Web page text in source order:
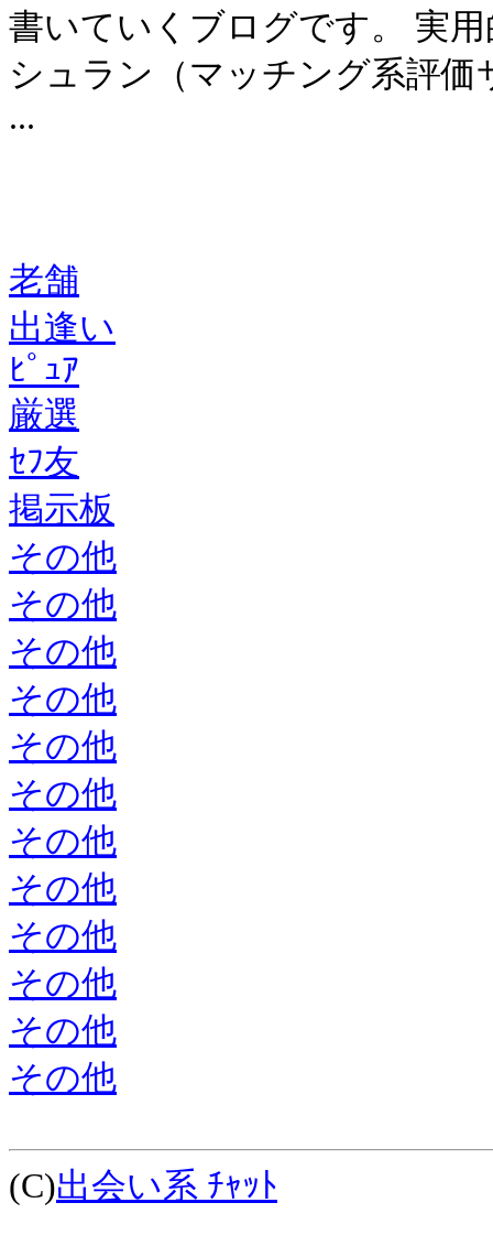
書いていくブログです。 実
シュラン（マッチング系評
...
老舗
出逢い
ﾋﾟｭｱ
厳選
ｾﾌ友
掲示板
その他
その他
その他
その他
その他
その他
その他
その他
その他
その他
その他
その他
(C)出会い系 ﾁｬｯﾄ